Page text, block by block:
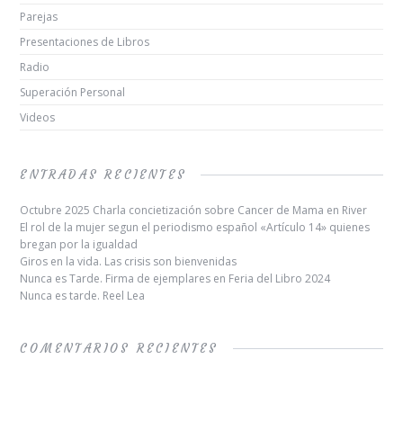
Parejas
Presentaciones de Libros
Radio
Superación Personal
Videos
ENTRADAS RECIENTES
Octubre 2025 Charla concietización sobre Cancer de Mama en River
El rol de la mujer segun el periodismo español «Artículo 14» quienes
bregan por la igualdad
Giros en la vida. Las crisis son bienvenidas
Nunca es Tarde. Firma de ejemplares en Feria del Libro 2024
Nunca es tarde. Reel Lea
COMENTARIOS RECIENTES